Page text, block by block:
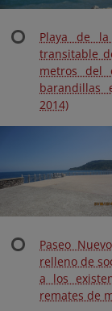
Playa de
transitable
metros del
barandillas
2014)
Paseo
relleno de
a los
remates de